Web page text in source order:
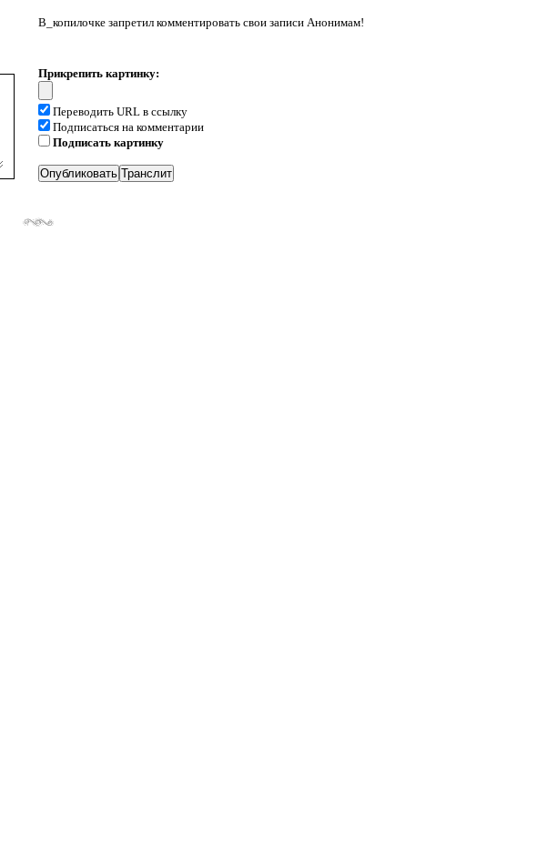
В_копилочке запретил комментировать свои записи Анонимам!
Прикрепить картинку:
Переводить URL в ссылку
Подписаться на комментарии
Подписать картинку